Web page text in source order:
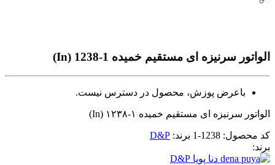
الواتور سرنیزه ای مستقیم خمیده 1-1238 (In)
باعرض پوزش، محصول در دسترس نیست.
الواتور سرنیزه ای مستقیم خمیده ۱-۱۲۳۸ (In)
کد محصول: 1238-1 برند: D&P
برند:
D&P